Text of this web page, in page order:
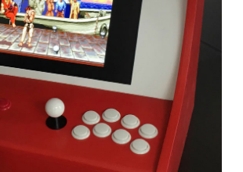
Maker Faire